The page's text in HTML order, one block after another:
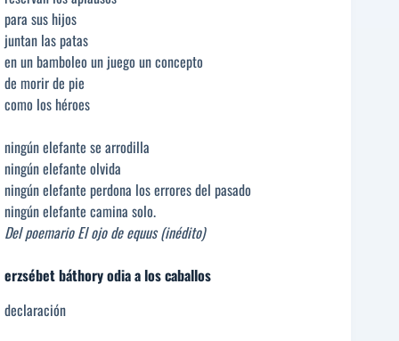
para sus hijos
juntan las patas
en un bamboleo un juego un concepto
de morir de pie
como los héroes
ningún elefante se arrodilla
ningún elefante olvida
ningún elefante perdona los errores del pasado
ningún elefante camina solo.
Del poemario El ojo de equus (inédito)
erzsébet báthory odia a los caballos
declaración